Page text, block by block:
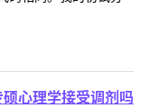
心理学接受调剂吗